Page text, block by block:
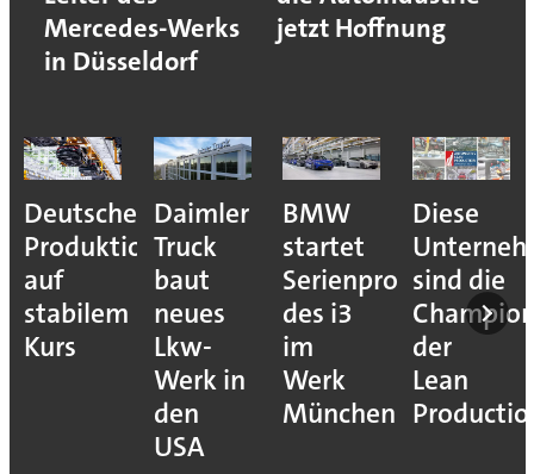
Mercedes-Werks
in Düsseldorf
jetzt Hoffnung
Deutsche
Produktion
auf
stabilem
Kurs
Daimler
Truck
baut
neues
Lkw-
Werk in
den
USA
BMW
startet
Serienproduktion
des i3
im
Werk
München
Diese
sind die
der
Lean